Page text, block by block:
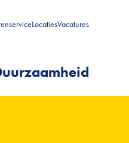
LocatiesVacatures